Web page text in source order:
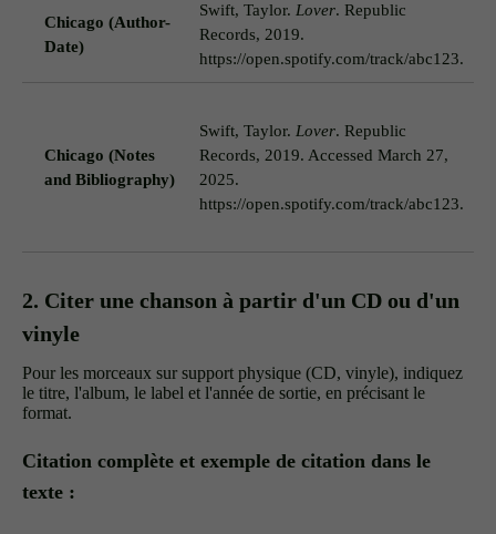
Chicago (Author-
Date)
Swift, Taylor. Lover. Republic
Records, 2019.
https://open.spotify.com/track/abc123.
Chicago (Notes
and Bibliography)
Swift, Taylor. Lover. Republic
Records, 2019. Accessed March 27,
2025.
https://open.spotify.com/track/abc123.
2. Citer une chanson à partir d'un CD ou d'un
vinyle
Pour les morceaux sur support physique (CD, vinyle), indiquez
le titre, l'album, le label et l'année de sortie, en précisant le
format.
Citation complète et exemple de citation dans le
texte :